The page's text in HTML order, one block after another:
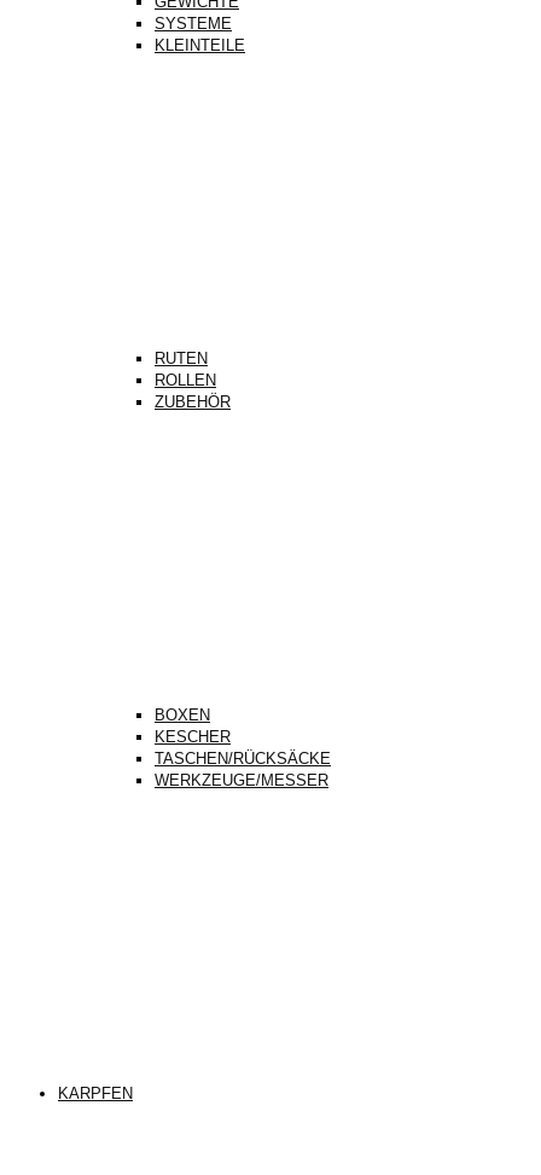
SYSTEME
KLEINTEILE
RUTEN
ROLLEN
ZUBEHÖR
BOXEN
KESCHER
TASCHEN/RÜCKSÄCKE
WERKZEUGE/MESSER
KARPFEN